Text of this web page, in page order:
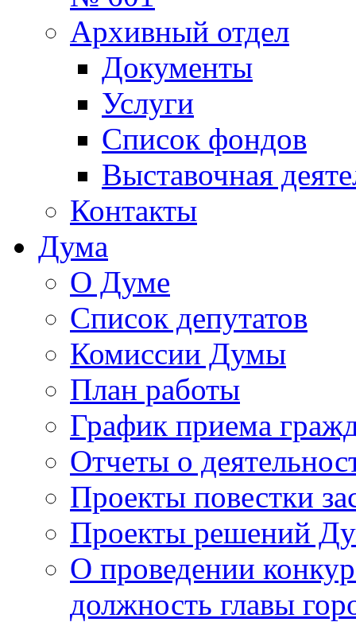
Архивный отдел
Документы
Услуги
Список фондов
Выставочная
Контакты
Дума
О Думе
Список депутатов
Комиссии Думы
План работы
График приема
Отчеты о
Проекты повестки
Проекты решений
О проведении
должность главы